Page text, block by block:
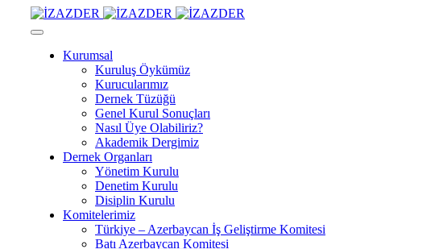
Kurumsal
Kuruluş Öykümüz
Kurucularımız
Dernek Tüzüğü
Genel Kurul Sonuçları
Nasıl Üye Olabiliriz?
Akademik Dergimiz
Dernek Organları
Yönetim Kurulu
Denetim Kurulu
Disiplin Kurulu
Komitelerimiz
Türkiye – Azerbaycan İş Geliştirme Komitesi
Batı Azerbaycan Komitesi